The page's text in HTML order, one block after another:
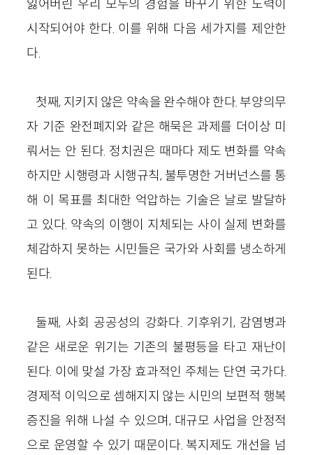
잃어버린 우리 모두의 경험을 바꾸기 위한 노력이
시작되어야 한다. 이를 위해 다음 세가지를 제안한
다.
첫째, 지키지 않은 약속을 완수해야 한다. 부양의무
자 기준 완전폐지와 같은 해묵은 과제를 더이상 미
뤄서는 안 된다. 정치권은 때마다 제도 변화를 약속
하지만 시행령과 시행규칙, 불투명한 거버넌스를 통
해 이 목표를 최대한 억압하는 기술은 날로 발달하
고 있다. 약속의 이행이 지체되는 사이 실제 변화를
체감하지 못하는 시민들은 국가와 사회를 냉소하게
된다.
둘째, 사회 공공성의 강화다. 기후위기, 감염병과
같은 새로운 위기는 기존의 불평등을 타고 재난이
된다. 이에 맞설 가장 효과적인 주체는 단연 국가다.
경제적 이익으로 셈해지지 않는 시민의 보편적 행복
증진을 위해 나설 수 있으며, 대규모 사업을 안정적
으로 운영할 수 있기 때문이다. 복지제도 개선을 넘